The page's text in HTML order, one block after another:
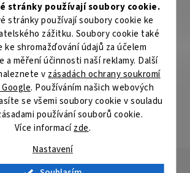
stránky používají soubory cookie.
stránky používají soubory cookie ke
zážitku. Soubory cookie také
ke shromažďování údajů za účelem
a měření účinnosti naší reklamy. Další
v zásadách ochrany soukromí
. Používáním našich webových
se všemi soubory cookie v souladu
používání souborů cookie.
Více informacízde.
Nastavení
Skladem
3 659 Kč
Do košíku
VŠECHNY SOUVISEJÍCÍ PRODUKTY
Diskuze